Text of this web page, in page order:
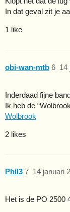
In dat geval zit je
1 like
obi-wan-mtb 14
6
Inderdaad fijne
Ik heb de
Wolbrook
2 likes
Phil3 14 januari
7
Het is de PO 2500